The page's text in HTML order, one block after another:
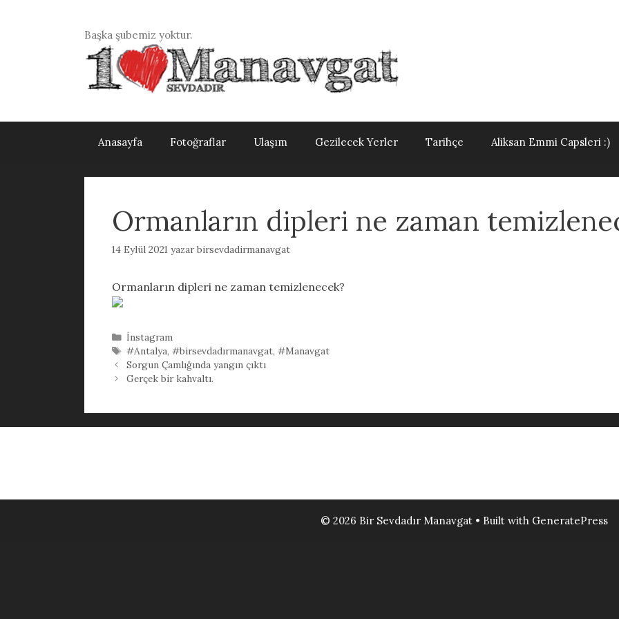
Başka şubemiz yoktur.
Anasayfa Fotoğraflar Ulaşım Gezilecek Yerler Tarihçe Aliksan Emmi Capsleri :)
Ormanların dipleri ne zaman
14 Eylül 2021 yazarbirsevdadirmanavgat
Ormanların dipleri ne zaman temizlenecek?
Kategoriler
İnstagram
Etiketler
#Antalya,#birsevdadırmanavgat,#Manavgat
Sorgun Çamlığında yangın çıktı
Gerçek bir kahvaltı.
© 2026 Bir Sevdadır Manavgat • Built with GeneratePress